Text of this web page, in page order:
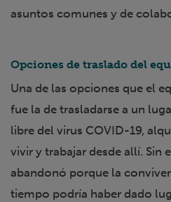
asuntos comunes y de
Opciones de traslado del
Una de las opciones que el
fue la de trasladarse a un
libre del virus COVID-19,
vivir y trabajar desde allí. Sin
abandonó porque la
tiempo podría haber dado